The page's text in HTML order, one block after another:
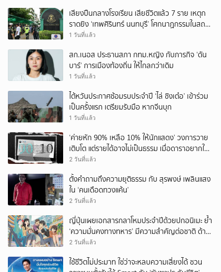
เสียงปืนกลางโรงเรียน เสียชีวิตแล้ว 7 ราย เหตุก
ราดยิง ‘เทพศิรินทร์ นนทบุรี’ โศกนาฏกรรมในสถาน
ศึกษา ครั้งที่ 2 ในรอบปี
1 วันที่แล้ว
สก.เนอส ประธานสภา กทม.หญิง กับภารกิจ ‘ดัน
บาร์’ การเมืองท้องถิ่น ให้ไกลกว่าเดิม
1 วันที่แล้ว
ไต้หวันประกาศซ้อมรบประจำปี ‘ไล่ ชิงเต๋อ’ เข้าร่วม
เป็นครั้งแรก เตรียมรับมือ หากจีนบุก
1 วันที่แล้ว
‘ค่ายหัก 90% เหลือ 10% ให้นักแสดง’ วงการวาย
เติบโต แต่รายได้อาจไม่เป็นธรรม เมื่อดาราอยากให้มี
‘สัญญามาตรฐาน’
2 วันที่แล้ว
ตั้งคำถามถึงความยุติธรรม กับ สุรพงษ์ เพลินแสง
ใน ‘คนเดือดทวงแค้น’
2 วันที่แล้ว
ญี่ปุ่นเผยเอกสารกลาโหมประจำปีด้วยปกอนิเมะ ย้ำ
‘ความมั่นคงทางทหาร’ มีความสำคัญต่อชาติ ด้าน
จีนเตือน ขออย่าซ้ำรอยประวัติศาสตร์
2 วันที่แล้ว
ใช้ชีวิตไม่ประมาท ใช่ว่าจะหลบความเสี่ยงได้ ชวน